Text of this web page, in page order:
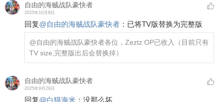
自由的海贼战队豪快者
2025年10月8日
回复@自由的海贼战队豪快者 ： 已将TV版替换为完整版
@自由的海贼战队豪快者各位，Zeztz OP已收入（目前只有
TV size,完整版出后会替换掉）
自由的海贼战队豪快者
2025年9月29日
回复@白猫海米 ： 没那么坏